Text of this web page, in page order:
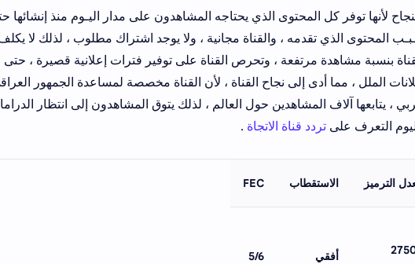
لأنها توفر كل المحتوى الذي يحتاجه المشاهدون على مدار اليـوم منذ إنشائها
المحتوى الذي تقدمه ، والقناة مجانية ، ولا يوجد اشتراك مطلوب ، لذلك لا
بنسبة مشاهدة مرتفعة ، وتحرص القناة على توفير فترات إعلانية قصيرة ، حتى
الملل ، مما أدى إلى نجاح القناة ، لأن القناة مخصصة لمساعدة الجمهور
يتابعها آلاف المشاهدين حول العالم ، لذلك يتوق المشاهدون إلى انتظار الدراما
التعرف على تردد قناة الاتجاة .
الترميز الاستقطاب FEC
أفقي 5/6